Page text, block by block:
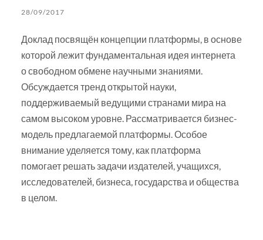
28/09/2017
Доклад посвящён концепции платформы, в основе
которой лежит фундаментальная идея интернета
о свободном обмене научными знаниями.
Обсуждается тренд открытой науки,
поддерживаемый ведущими странами мира на
самом высоком уровне. Рассматривается бизнес-
модель предлагаемой платформы. Особое
внимание уделяется тому, как платформа
помогает решать задачи издателей, учащихся,
исследователей, бизнеса, государства и общества
в целом.